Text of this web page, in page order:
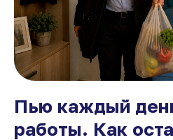
Пью каждый
работы. Как